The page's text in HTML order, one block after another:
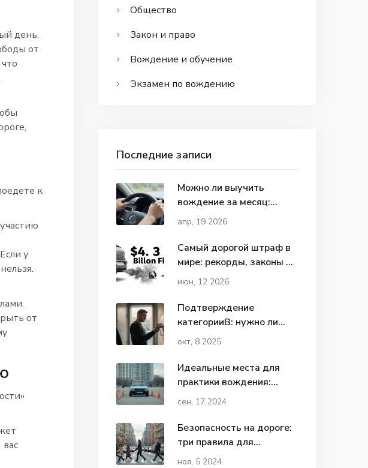
день.
от
к
у
от
Общество
Закон и право
Вождение и обучение
Экзамен по вождению
Последние записи
Можно ли выучить
вождение за месяц:
реальные сроки и риски
апр, 19 2026
Самый дорогой штраф в
мире: рекорды, законы и
последствия
июн, 12 2026
Подтверждение
категорииВ: нужно ли
делать это каждый год?
окт, 8 2025
Идеальные места для
практики вождения:
рекомендации и советы
сен, 17 2024
Безопасность на дороге:
три правила для
пешеходов
ноя, 5 2024